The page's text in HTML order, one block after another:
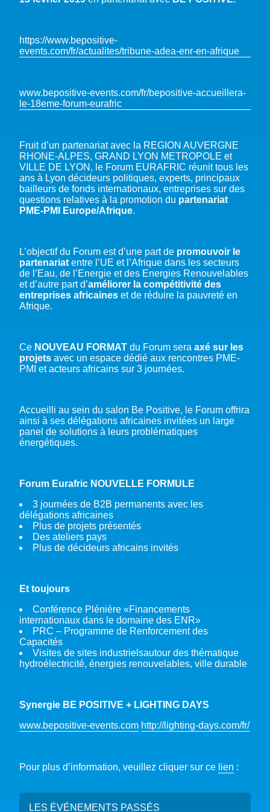
https://www.bepositive-
events.com/fr/actualites/tribune-adea-enr-en-afrique
www.bepositive-events.com/fr/bepositive-accueillera-
le-18eme-forum-eurafric
Fruit d’un partenariat avec la REGION AUVERGNE
RHONE-ALPES, GRAND LYON METROPOLE et
VILLE DE LYON, le Forum EURAFRIC réunit tous les
ans à Lyon décideurs politiques, experts, principaux
bailleurs de fonds internationaux, entreprises sur des
questions relatives à la promotion du partenariat
PME-PMI Europe/Afrique.
L’objectif du Forum est d’une part de promouvoir le
partenariat entre l’UE et l’Afrique dans les secteurs
de l’Eau, de l’Energie et des Energies Renouvelables
et d’autre part d’améliorer la compétitivité des
entreprises africaines et de réduire la pauvreté en
Afrique.
Ce NOUVEAU FORMAT du Forum sera axé sur les
projets avec un espace dédié aux rencontres PME-
PMI et acteurs africains sur 3 journées.
Accueilli au sein du salon Be Positive, le Forum offrira
ainsi à ses délégations africaines invitées un large
panel de solutions à leurs problématiques
énergétiques.
Forum Eurafric NOUVELLE FORMULE
3 journées de B2B permanents avec les
délégations africaines
Plus de projets présentés
Des ateliers pays
Plus de décideurs africains invités
Et toujours
Conférence Plénière «Financements
internationaux dans le domaine des ENR»
PRC – Programme de Renforcement des
Capacités
Visites de sites industrielsautour des thématique
hydroélectricité, énergies renouvelables, ville durable
Synergie BE POSITIVE + LIGHTING DAYS
www.bepositive-events.com http://lighting-days.com/fr/
Pour plus d’information, veuillez cliquer sur ce lien :
LES ÉVÉNEMENTS PASSÉS